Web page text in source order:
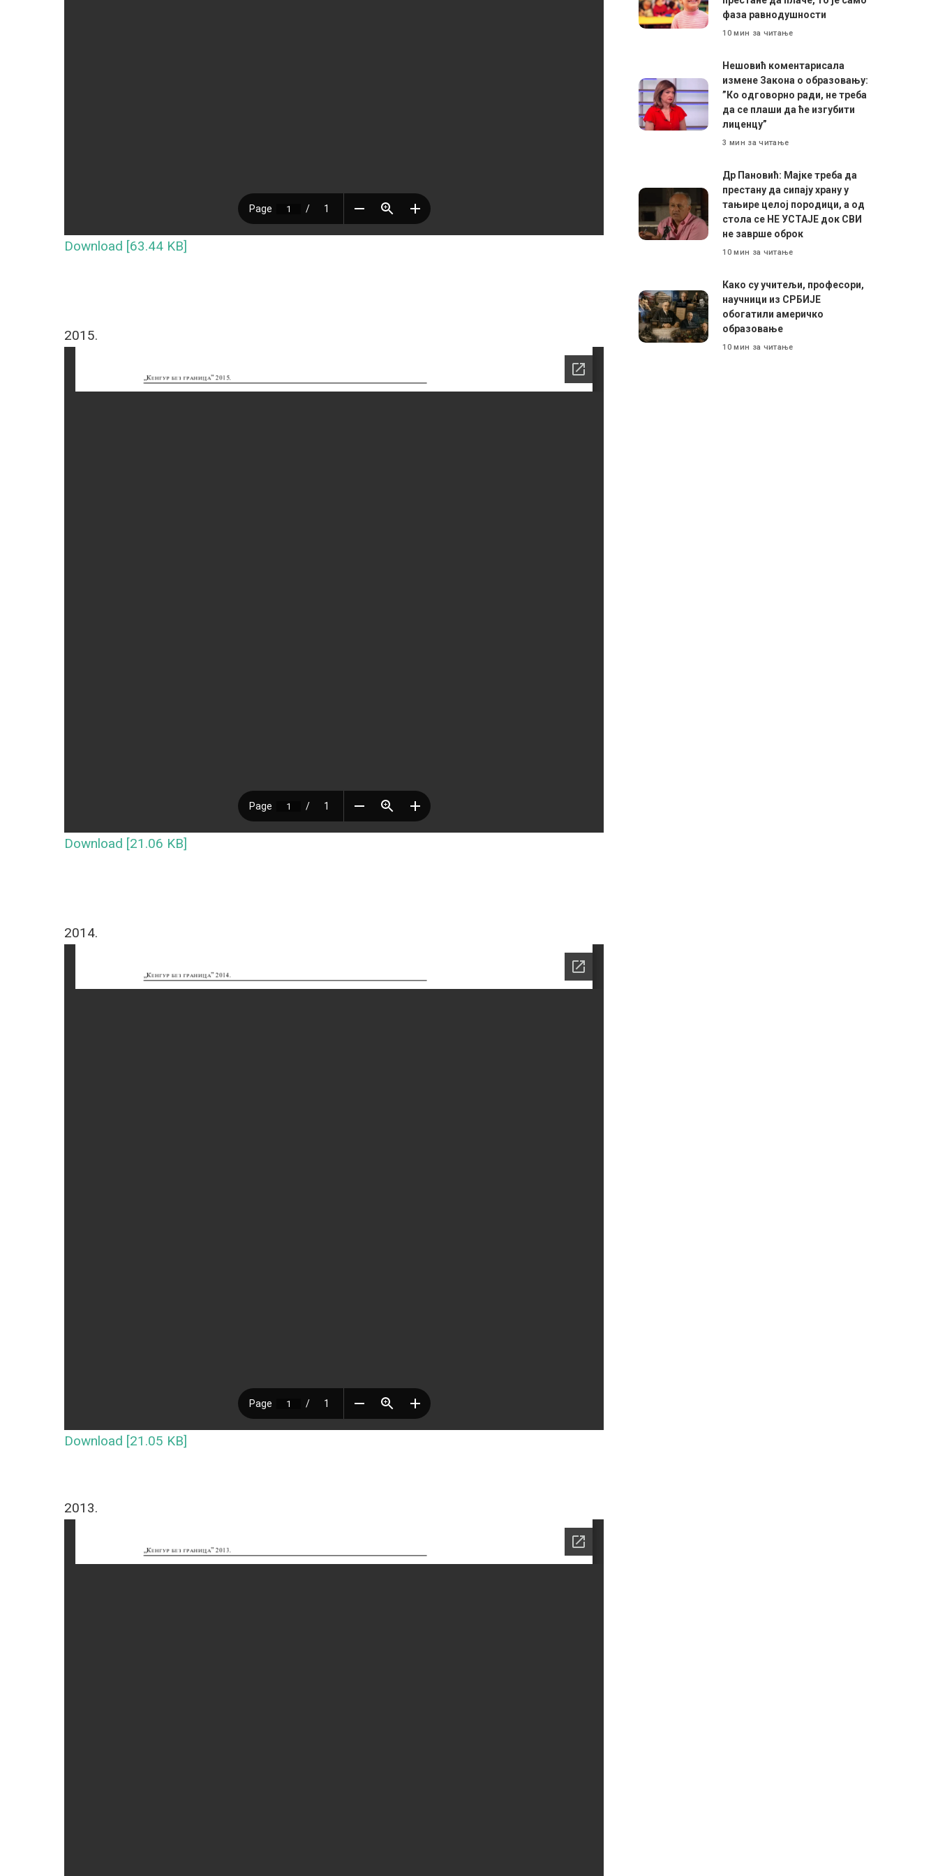
Download [63.44 KB]
2015.
Download [21.06 KB]
2014.
Download [21.05 KB]
2013.
фаза равнодушности
10 мин за читање
Нешовић коментарисала
измене Закона о образовању:
”Ко одговорно ради, не треба
да се плаши да ће изгубити
лиценцу”
3 мин за читање
Др Пановић: Мајке треба да
престану да сипају храну у
тањире целој породици, а од
стола се НЕ УСТАЈЕ док СВИ
не заврше оброк
10 мин за читање
Како су учитељи, професори,
научници из СРБИЈЕ
обогатили америчко
образовање
10 мин за читање